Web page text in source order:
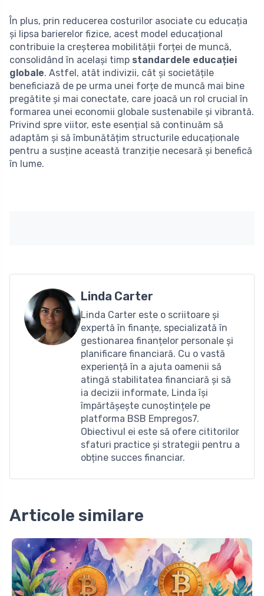
În plus, prin reducerea costurilor asociate cu educația
și lipsa barierelor fizice, acest model educațional
contribuie la creșterea mobilității forței de muncă,
consolidând în același timp standardele educației
globale. Astfel, atât indivizii, cât și societățile
beneficiază de pe urma unei forțe de muncă mai bine
pregătite și mai conectate, care joacă un rol crucial în
formarea unei economii globale sustenabile și vibrantă.
Privind spre viitor, este esențial să continuăm să
adaptăm și să îmbunătățim structurile educaționale
pentru a susține această tranziție necesară și benefică
în lume.
Linda Carter
Linda Carter este o scriitoare și
expertă în finanțe, specializată în
gestionarea finanțelor personale și
planificare financiară. Cu o vastă
experiență în a ajuta oamenii să
atingă stabilitatea financiară și să
ia decizii informate, Linda își
împărtășește cunoștințele pe
platforma BSB Empregos7.
Obiectivul ei este să ofere cititorilor
sfaturi practice și strategii pentru a
obține succes financiar.
Articole similare